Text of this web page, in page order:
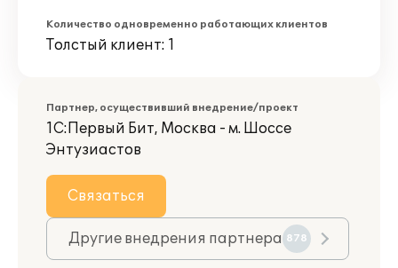
Количество одновременно работающих клиентов
Толстый клиент: 1
Партнер, осуществивший внедрение/проект
1С:Первый Бит, Москва - м. Шоссе
Энтузиастов
Связаться
Другие внедрения партнера 878